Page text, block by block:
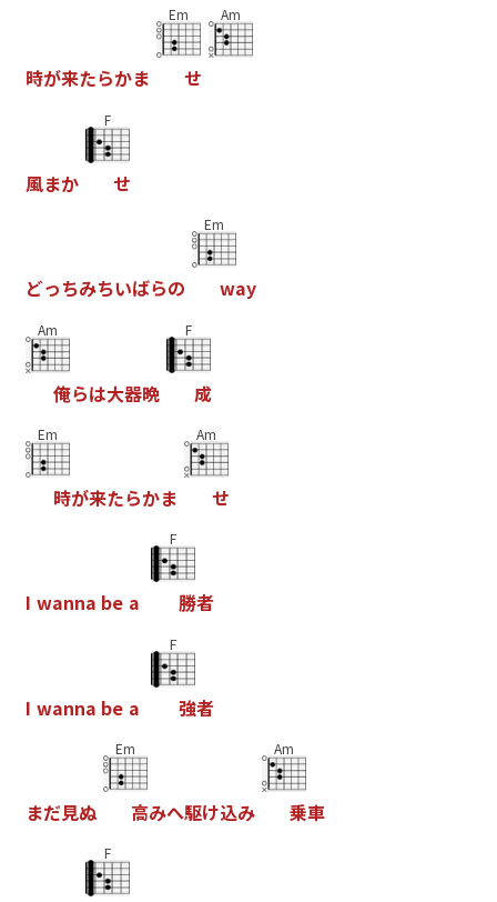
時が来たらかま
Em
せ
Am
風まか
F
せ
どっちみちいばらの
Em
way
Am
俺らは大器晩
F
成
Em
時が来たらかま
Am
せ
I wanna be a
F
勝者
I wanna be a
F
強者
まだ見ぬ
Em
高みへ駆け込み
Am
乗車
F